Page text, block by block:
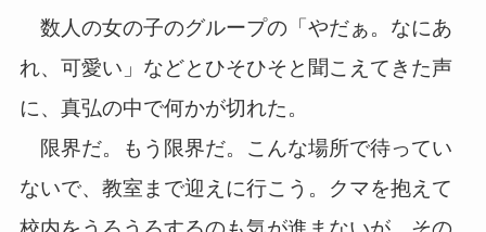
数人の女の子のグループの「やだぁ。なにあ
れ、可愛い」などとひそひそと聞こえてきた声
に、真弘の中で何かが切れた。
限界だ。もう限界だ。こんな場所で待ってい
ないで、教室まで迎えに行こう。クマを抱えて